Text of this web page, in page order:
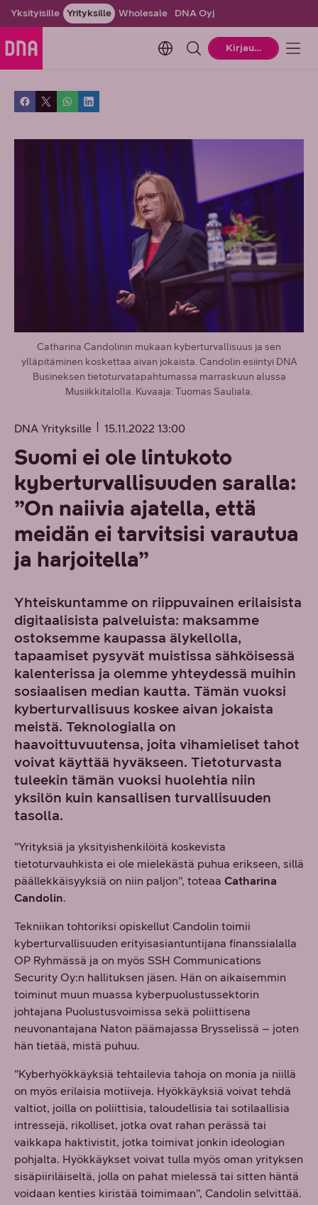
Yksityisille Yrityksille Wholesale DNA Oyj
Change language. Current
Kirjaudu
Catharina Candolinin mukaan kyberturvallisuus ja sen
ylläpitäminen koskettaa aivan jokaista. Candolin esiintyi DNA
Busineksen tietoturvatapahtumassa marraskuun alussa
Musiikkitalolla. Kuvaaja: Tuomas Sauliala.
DNA Yrityksille 15.11.2022 13:00
Suomi ei ole lintukoto
kyberturvallisuuden saralla:
”On naiivia ajatella, että
meidän ei tarvitsisi varautua
ja harjoitella”
Yhteiskuntamme on riippuvainen erilaisista
digitaalisista palveluista: maksamme
ostoksemme kaupassa älykellolla,
tapaamiset pysyvät muistissa sähköisessä
kalenterissa ja olemme yhteydessä muihin
sosiaalisen median kautta. Tämän vuoksi
kyberturvallisuus koskee aivan jokaista
meistä. Teknologialla on
haavoittuvuutensa, joita vihamieliset tahot
voivat käyttää hyväkseen. Tietoturvasta
tuleekin tämän vuoksi huolehtia niin
yksilön kuin kansallisen turvallisuuden
tasolla.
”Yrityksiä ja yksityishenkilöitä koskevista
tietoturvauhkista ei ole mielekästä puhua erikseen, sillä
päällekkäisyyksiä on niin paljon”, toteaa Catharina
Candolin.
Tekniikan tohtoriksi opiskellut Candolin toimii
kyberturvallisuuden erityisasiantuntijana finanssialalla
OP Ryhmässä ja on myös SSH Communications
Security Oy:n hallituksen jäsen. Hän on aikaisemmin
toiminut muun muassa kyberpuolustussektorin
johtajana Puolustusvoimissa sekä poliittisena
neuvonantajana Naton päämajassa Brysselissä – joten
hän tietää, mistä puhuu.
”Kyberhyökkäyksiä tehtailevia tahoja on monia ja niillä
on myös erilaisia motiiveja. Hyökkäyksiä voivat tehdä
valtiot, joilla on poliittisia, taloudellisia tai sotilaallisia
intressejä, rikolliset, jotka ovat rahan perässä tai
vaikkapa haktivistit, jotka toimivat jonkin ideologian
pohjalta. Hyökkäykset voivat tulla myös oman yrityksen
sisäpiiriläiseltä, jolla on pahat mielessä tai sitten häntä
voidaan kenties kiristää toimimaan”, Candolin selvittää.